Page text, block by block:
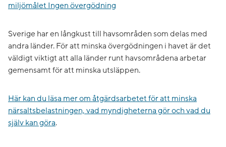
miljömålet Ingen övergödning
Sverige har en långkust till havsområden som delas med
andra länder. För att minska övergödningen i havet är det
väldigt viktigt att alla länder runt havsområdena arbetar
gemensamt för att minska utsläppen.
Här kan du läsa mer om åtgärdsarbetet för att minska
närsaltsbelastningen, vad myndigheterna gör och vad du
själv kan göra.